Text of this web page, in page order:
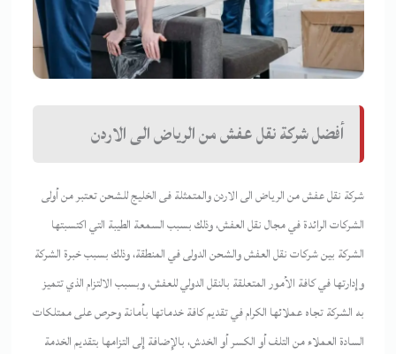
أفضل شركة نقل عفش من الرياض الى الاردن
شركة نقل عفش من الرياض الى الاردن والمتمثلة فى الخليج للشحن تعتبر من أولى
الشركات الرائدة في مجال نقل العفش، وذلك بسبب السمعة الطيبة التي اكتسبتها
الشركة بين شركات نقل العفش والشحن الدولى في المنطقة، وذلك بسبب خبرة الشركة
وإدارتها في كافة الأمور المتعلقة بالنقل الدولي للعفش، وبسبب الالتزام الذي تتميز
به الشركة تجاه عملائها الكرام في تقديم كافة خدماتها بأمانة وحرص على ممتلكات
السادة العملاء من التلف أو الكسر أو الخدش، بالإضافة إلى التزامها بتقديم الخدمة